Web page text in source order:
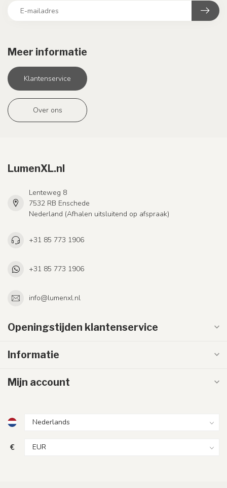
Meer informatie
Klantenservice
Over ons
LumenXL.nl
Lenteweg 8
7532 RB Enschede
Nederland (Afhalen uitsluitend op afspraak)
+31 85 773 1906
+31 85 773 1906
info@lumenxl.nl
Openingstijden klantenservice
Informatie
Mijn account
€